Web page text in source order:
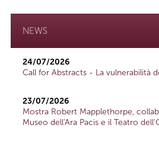
NEWS
24/07/2026
Call for Abstracts - La vulnerabilità
23/07/2026
Mostra Robert Mapplethorpe,
Museo dell'Ara Pacis e il Teatro